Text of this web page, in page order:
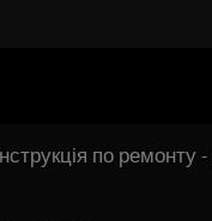
по ремонту